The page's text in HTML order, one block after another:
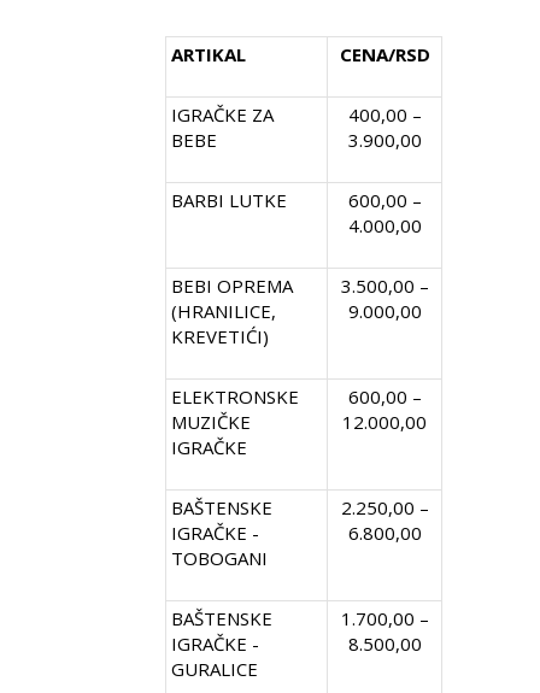
ARTIKAL CENA/RSD
IGRAČKE ZA
BEBE
400,00 –
3.900,00
BARBI LUTKE
600,00 –
4.000,00
BEBI OPREMA
(HRANILICE,
KREVETIĆI)
3.500,00 –
9.000,00
ELEKTRONSKE
MUZIČKE
IGRAČKE
600,00 –
12.000,00
BAŠTENSKE
IGRAČKE -
TOBOGANI
2.250,00 –
6.800,00
BAŠTENSKE
IGRAČKE -
GURALICE
1.700,00 –
8.500,00